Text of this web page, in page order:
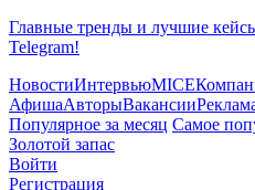
Главные тренды и лучшие
Telegram!
НовостиИнтервьюMICE
АфишаАвторыВакансии
Популярное за месяц Самое
Золотой запас
Войти
Регистрация